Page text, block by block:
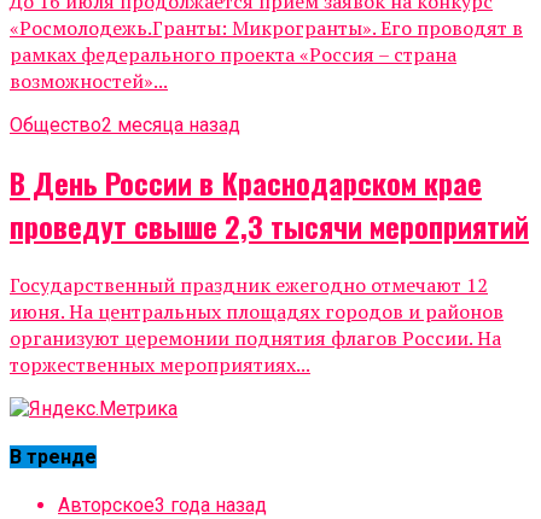
«Росмолодежь.Гранты: Микрогранты». Его проводят в
рамках федерального проекта «Россия – страна
возможностей»...
Общество2 месяца назад
В День России в Краснодарском крае
проведут свыше 2,3 тысячи мероприятий
Государственный праздник ежегодно отмечают 12
июня. На центральных площадях городов и районов
организуют церемонии поднятия флагов России. На
торжественных мероприятиях...
В тренде
Авторское3 года назад